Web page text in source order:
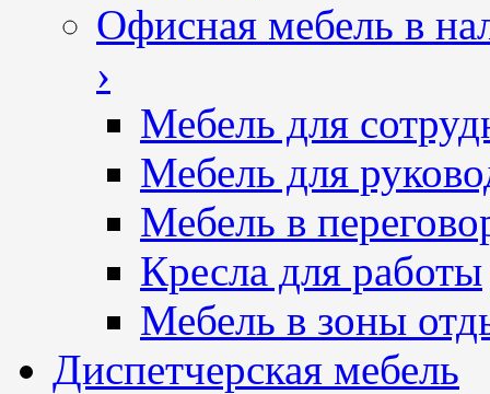
Офисная мебель в
›
Мебель для
Мебель для
Мебель в
Кресла для работы
Мебель в зоны
Диспетчерская мебель